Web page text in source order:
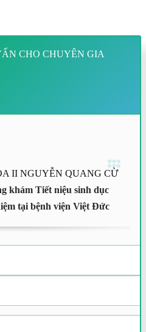
CHO CHUYÊN GIA
II NGUYỄN QUANG CỪ
khám Tiết niệu sinh dục
tại bệnh viện Việt Đức